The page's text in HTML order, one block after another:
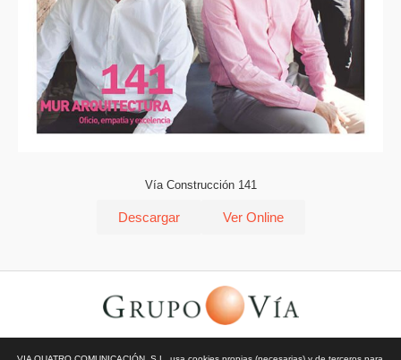
Vía Construcción 141
Descargar Ver Online